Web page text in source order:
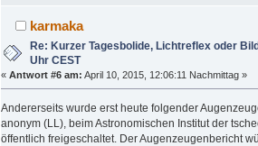
karmaka
Re: Kurzer Tagesbolide, Lichtreflex oder
Uhr CEST
« Antwort #6 am: April 10, 2015, 12:06:11 Nachmittag »
Andererseits wurde erst heute folgender
anonym (LL), beim Astronomischen Institut der
öffentlich freigeschaltet. Der Augenzeugenbericht